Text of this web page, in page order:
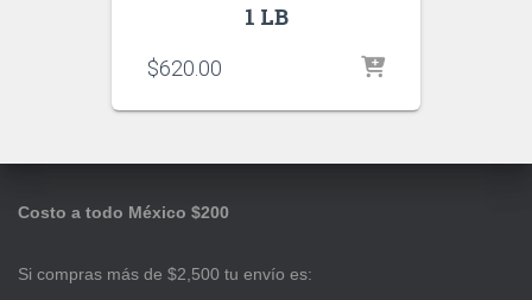
1 LB
$620.00
Costo a todo México $200
Si compras más de $2,500 tu envío es: